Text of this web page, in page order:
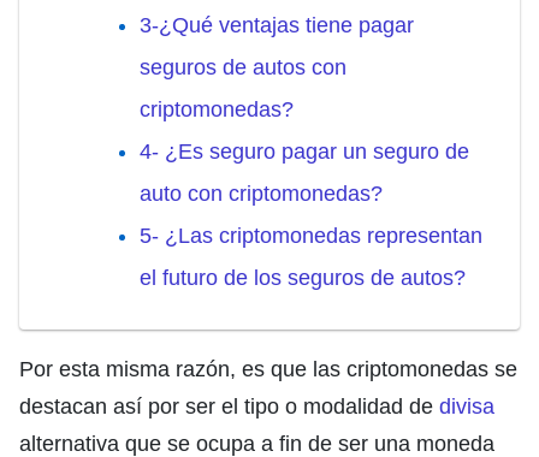
3-¿Qué ventajas tiene pagar
seguros de autos con
criptomonedas?
4- ¿Es seguro pagar un seguro de
auto con criptomonedas?
5- ¿Las criptomonedas representan
el futuro de los seguros de autos?
Por esta misma razón, es que las criptomonedas se
destacan así por ser el tipo o modalidad de divisa
alternativa que se ocupa a fin de ser una moneda